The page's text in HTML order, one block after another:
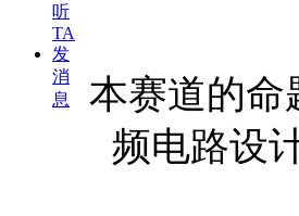
听
TA
发
消
息
本赛道的命
频电路设